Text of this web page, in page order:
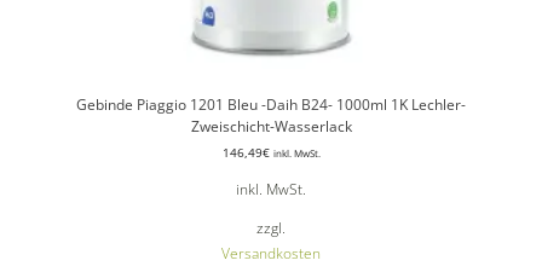
Gebinde Piaggio 1201 Bleu -Daih B24- 1000ml 1K Lechler-
Zweischicht-Wasserlack
146,49€ inkl. MwSt.
inkl. MwSt.
zzgl.
Versandkosten